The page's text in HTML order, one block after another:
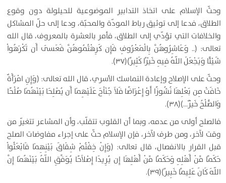
وحثّ الإسلام على اتخاذ التدابير الموضوعية للحيلولة دون وقوع
الطلاق، فدعا إلى توثيق رباط المودّة والمحبّة، ودعا إلى حلّ المشاكل
والخلافات التي تؤدّي إلى الطلاق، فأمر بالعشرة بالمعروف، قال الله
تعالى: (.. وَعَاشِرُوهُنَّ بِالْمَعْرُوفِ فَإِن كَرِهْتُمُوهُنَّ فَعَسَى أَن تَكْرَهُواْ
شَيْئًا وَيَجْعَلَ اللّهُ فِيهِ خَيْرًا كَثِيرً)(۳۷).
وحثّ على الإصلاح وإعادة التماسك الأسري، قال الله تعالى: (وَإِنِ امْرَأَةٌ
خَافَتْ مِن بَعْلِهَا نُشُوزًا أَوْ إِعْرَاضًا فَلاَ جُنَاْحَ عَلَيْهِمَا أَن يُصْلِحَا بَيْنَهُمَا صُلْحًا
وَالصُّلْحُ خَيْرٌ…)(۳۸).
فالصلح أولى من عدمه، وبما أن القلوب تتقلّب، وأن المشاعر تتغيّر من
وقت لآخر، ومن طرف لآخر، فإن الإسلام حثّ على إجراء مفاوضات الصلح
قبل القرار بالانفصال، قال تعالى: (وَإِنْ خِفْتُمْ شِقَاقَ بَيْنِهِمَا فَابْعَثُواْ
حَكَمًا مِّنْ أَهْلِهِ وَحَكَمًا مِّنْ أَهْلِهَا إِن يُرِيدَا إِصْلاَحًا يُوَفِّقِ اللّهُ بَيْنَهُمَا إِنَّ
اللّهَ كَانَ عَلِيمًا خَبِيرً)(۳۹).